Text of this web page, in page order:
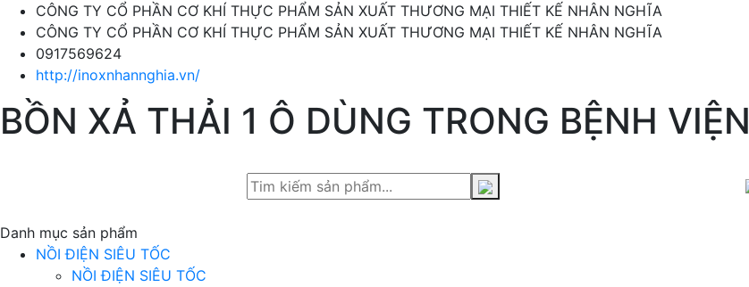
CÔNG TY CỔ PHẦN CƠ KHÍ THỰC PHẨM SẢN XUẤT THƯƠNG MẠI THIẾT KẾ NHÂN NGHĨA
CÔNG TY CỔ PHẦN CƠ KHÍ THỰC PHẨM SẢN XUẤT THƯƠNG MẠI THIẾT KẾ NHÂN NGHĨA
0917569624
http://inoxnhannghia.vn/
BỒN XẢ THẢI 1 Ô DÙNG TRONG BỆNH VIỆN
Danh mục sản phẩm
NỒI ĐIỆN SIÊU TỐC
NỒI ĐIỆN SIÊU TỐC